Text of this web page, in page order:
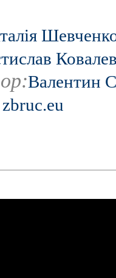
Валентин
zbruc.eu